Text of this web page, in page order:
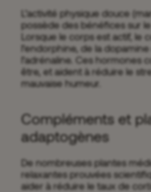
L’activité physique douce
possède des bénéfices sur
Lorsque le corps est actif, le
l’endorphine, de la
l’adrénaline. Ces hormones
être, et aident à réduire le
mauvaise humeur.
Compléments et
adaptogènes
De nombreuses plantes
relaxantes prouvées
aider à réduire le taux de